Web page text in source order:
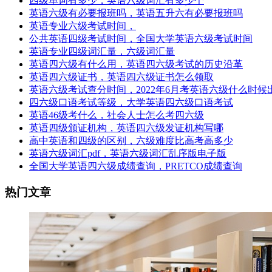
英语六级有必要报班吗，英语五升六有必要报班吗
英语专业六级考试时间，
公共英语四级考试时间，全国大学英语六级考试时间
英语专业四级词汇量，六级词汇量
英语四六级有什么用，英语四六级考试的历史沿革
英语四六级证书，英语四六级证书怎么领取
英语六级考试查分时间，2022年6月考英语六级什么时候
四六级口语考试等级，大学英语四六级口语考试
英语46级考什么，社会人士怎么考四六级
英语四级颁证机构，英语四六级发证机构写哪
高中英语和四级的区别，六级难度比高考高多少
英语六级词汇pdf，英语六级词汇乱序版电子版
全国大学英语四六级成绩查询，PRETCO成绩查询
热门文章